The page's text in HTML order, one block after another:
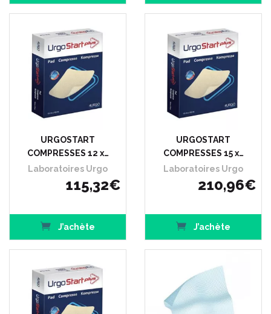
URGOSTART
COMPRESSES 12 x…
Laboratoires Urgo
115,32€
J’achète
URGOSTART
COMPRESSES 15 x…
Laboratoires Urgo
210,96€
J’achète